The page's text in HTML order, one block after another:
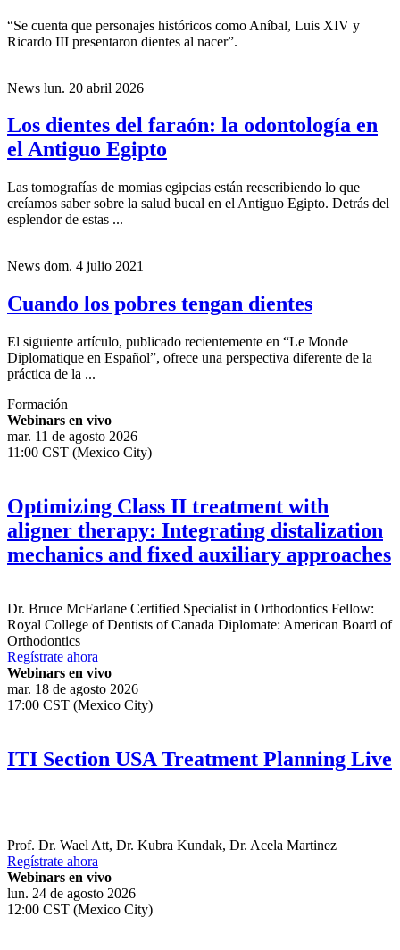
“Se cuenta que personajes históricos como Aníbal, Luis XIV y
Ricardo III presentaron dientes al nacer”.
News lun. 20 abril 2026
Los dientes del faraón: la odontología en
el Antiguo Egipto
Las tomografías de momias egipcias están reescribiendo lo que
creíamos saber sobre la salud bucal en el Antiguo Egipto. Detrás del
esplendor de estas ...
News dom. 4 julio 2021
Cuando los pobres tengan dientes
El siguiente artículo, publicado recientemente en “Le Monde
Diplomatique en Español”, ofrece una perspectiva diferente de la
práctica de la ...
Formación
Webinars en vivo
mar. 11 de agosto 2026
11:00 CST (Mexico City)
Optimizing Class II treatment with
aligner therapy: Integrating distalization
mechanics and fixed auxiliary approaches
Dr. Bruce McFarlane Certified Specialist in Orthodontics Fellow:
Royal College of Dentists of Canada Diplomate: American Board of
Orthodontics
Regístrate ahora
Webinars en vivo
mar. 18 de agosto 2026
17:00 CST (Mexico City)
ITI Section USA Treatment Planning Live
Prof. Dr. Wael Att, Dr. Kubra Kundak, Dr. Acela Martinez
Regístrate ahora
Webinars en vivo
lun. 24 de agosto 2026
12:00 CST (Mexico City)